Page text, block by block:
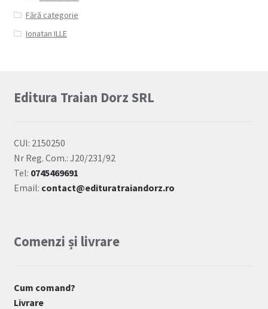
Fără categorie
Ionatan ILLE
Editura Traian Dorz SRL
CUI: 2150250
Nr Reg. Com.: J20/231/92
Tel: 0745469691
Email: contact@edituratraiandorz.ro
Comenzi și livrare
Cum comand?
Livrare